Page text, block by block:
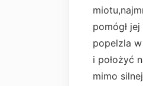
pomógł
popelzla
i położyć
mimo